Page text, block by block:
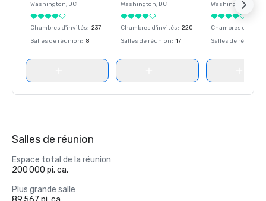
Washington, DC
Chambres d'invités: 237
Salles de réunion: 8
Washington, DC
Chambres d'invités: 220
Salles de réunion: 17
Washington
Chambres
Salles de réunion
Salles de réunion
Espace total de la réunion
200 000 pi. ca.
Plus grande salle